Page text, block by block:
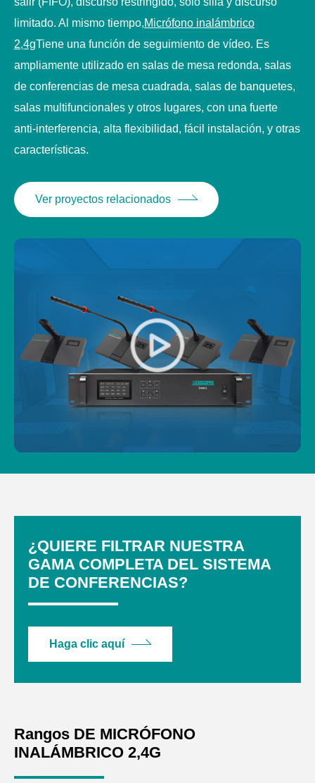
limitado. Al mismo tiempo,Micrófono inalámbrico
2,4gTiene una función de seguimiento de vídeo. Es
ampliamente utilizado en salas de mesa redonda, salas
de conferencias de mesa cuadrada, salas de banquetes,
salas multifuncionales y otros lugares, con una fuerte
anti-interferencia, alta flexibilidad, fácil instalación, y otras
características.
Ver proyectos relacionados
¿QUIERE FILTRAR NUESTRA
GAMA COMPLETA DEL SISTEMA
DE CONFERENCIAS?
Haga clic aquí
Rangos DE MICRÓFONO
INALÁMBRICO 2,4G